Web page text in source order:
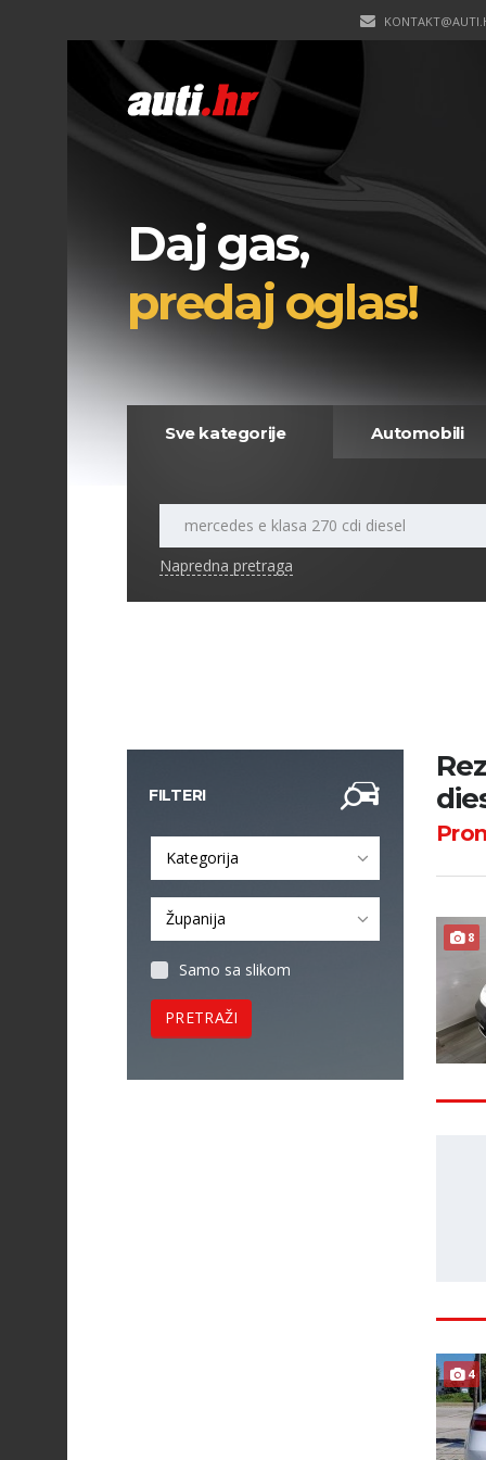
Daj gas,
predaj oglas!
Sve kategorije Automobili
Napredna pretraga
FILTERI
Kategorija
Županija
Samo sa slikom
PRETRAŽI
8
4